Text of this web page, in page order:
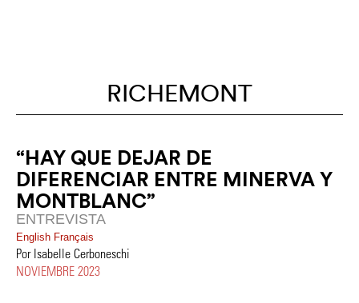
RICHEMONT
“HAY QUE DEJAR DE
DIFERENCIAR ENTRE MINERVA Y
MONTBLANC”
ENTREVISTA
English Français
Por Isabelle Cerboneschi
NOVIEMBRE 2023